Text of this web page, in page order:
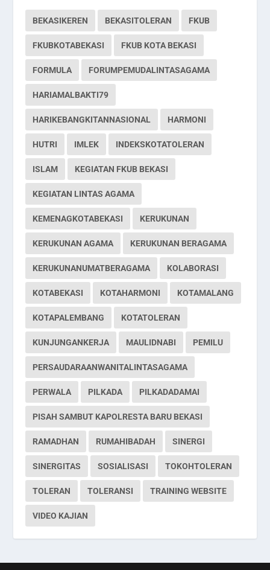
BEKASIKEREN BEKASITOLERAN FKUB
FKUBKOTABEKASI FKUB KOTA BEKASI
FORMULA FORUMPEMUDALINTASAGAMA
HARIAMALBAKTI79
HARIKEBANGKITANNASIONAL HARMONI
HUTRI IMLEK INDEKSKOTATOLERAN
ISLAM KEGIATAN FKUB BEKASI
KEGIATAN LINTAS AGAMA
KEMENAGKOTABEKASI KERUKUNAN
KERUKUNAN AGAMA KERUKUNAN BERAGAMA
KERUKUNANUMATBERAGAMA KOLABORASI
KOTABEKASI KOTAHARMONI KOTAMALANG
KOTAPALEMBANG KOTATOLERAN
KUNJUNGANKERJA MAULIDNABI PEMILU
PERSAUDARAANWANITALINTASAGAMA
PERWALA PILKADA PILKADADAMAI
PISAH SAMBUT KAPOLRESTA BARU BEKASI
RAMADHAN RUMAHIBADAH SINERGI
SINERGITAS SOSIALISASI TOKOHTOLERAN
TOLERAN TOLERANSI TRAINING WEBSITE
VIDEO KAJIAN